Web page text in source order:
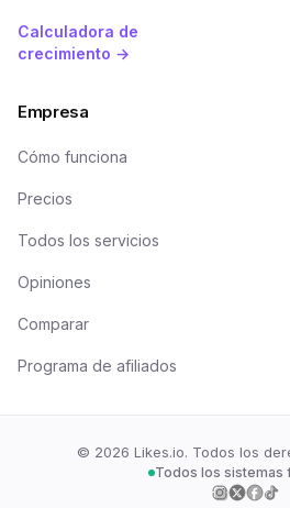
Calculadora de
crecimiento →
Empresa
Cómo funciona
Precios
Todos los servicios
Opiniones
Comparar
Programa de afiliados
© 2026 Likes.io. Todos los
Todos los sistemas